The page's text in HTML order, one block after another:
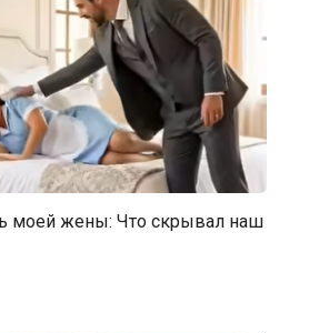
моей жены: Что скрывал наш